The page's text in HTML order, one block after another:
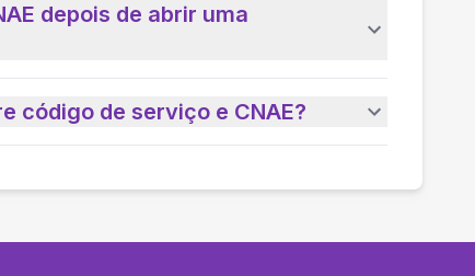
depois de abrir uma
código de serviço e CNAE?